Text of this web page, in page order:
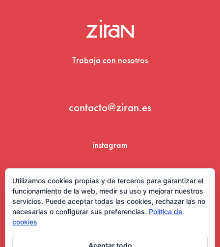
Trabaja con nosotros
contacto@ziran.es
instagram
Utilizamos cookies propias y de terceros para garantizar el
funcionamiento de la web, medir su uso y mejorar nuestros
servicios. Puede aceptar todas las cookies, rechazar las no
necesarias o configurar sus preferencias. Política de
cookies
Aceptar todo